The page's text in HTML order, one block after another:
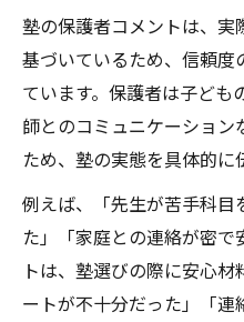
塾の保護者コメントは、
基づいているため、信頼
ています。保護者は子ど
師とのコミュニケーショ
ため、塾の実態を具体的に
例えば、「先生が苦手科
た」「家庭との連絡が密
トは、塾選びの際に安心
ートが不十分だった」「